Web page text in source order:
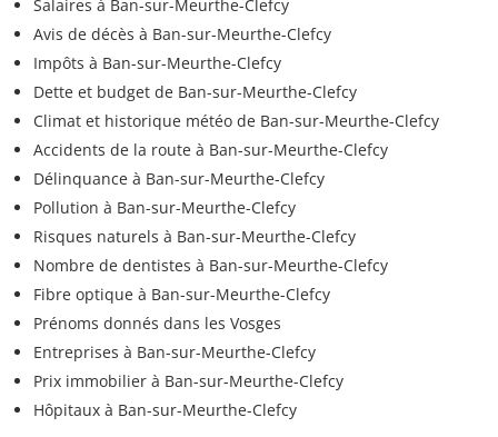
Salaires à Ban-sur-Meurthe-Clefcy
Avis de décès à Ban-sur-Meurthe-Clefcy
Impôts à Ban-sur-Meurthe-Clefcy
Dette et budget de Ban-sur-Meurthe-Clefcy
Climat et historique météo de Ban-sur-Meurthe-Clefcy
Accidents de la route à Ban-sur-Meurthe-Clefcy
Délinquance à Ban-sur-Meurthe-Clefcy
Pollution à Ban-sur-Meurthe-Clefcy
Risques naturels à Ban-sur-Meurthe-Clefcy
Nombre de dentistes à Ban-sur-Meurthe-Clefcy
Fibre optique à Ban-sur-Meurthe-Clefcy
Prénoms donnés dans les Vosges
Entreprises à Ban-sur-Meurthe-Clefcy
Prix immobilier à Ban-sur-Meurthe-Clefcy
Hôpitaux à Ban-sur-Meurthe-Clefcy